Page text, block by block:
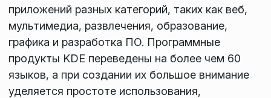
приложений разных категорий, таких как веб,
мультимедиа, развлечения, образование,
графика и разработка ПО. Программные
продукты KDE переведены на более чем 60
языков, а при создании их большое внимание
уделяется простоте использования,